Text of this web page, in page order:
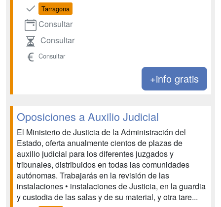
Tarragona
Consultar
Consultar
Consultar
+info gratis
Oposiciones a Auxilio Judicial
El Ministerio de Justicia de la Administración del
Estado, oferta anualmente cientos de plazas de
auxilio judicial para los diferentes juzgados y
tribunales, distribuidos en todas las comunidades
autónomas. Trabajarás en la revisión de las
instalaciones • instalaciones de Justicia, en la guardia
y custodia de las salas y de su material, y otra tare...